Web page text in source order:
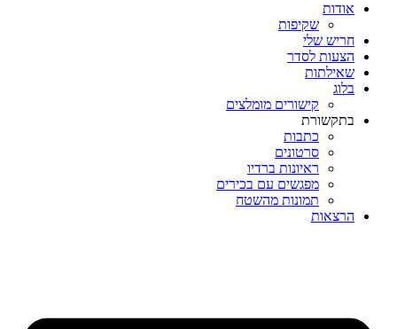
אודות
שקיפות
חריש שלי
הצעות לסדר
שאילתות
בלוג
קישורים מומלצים
בתקשורת
כתבות
סרטונים
ראיונות ברדיו
מפגשים עם בכירים
תמונות מהשטח
הרצאות